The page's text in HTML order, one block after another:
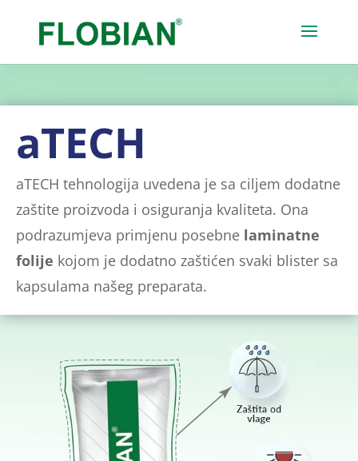
aTECH
aTECH tehnologija uvedena je sa ciljem dodatne
zaštite proizvoda i osiguranja kvaliteta. Ona
podrazumjeva primjenu posebne laminatne
folije kojom je dodatno zaštićen svaki blister sa
kapsulama našeg preparata.